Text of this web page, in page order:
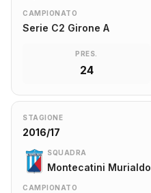
CAMPIONATO
Serie C2 Girone A
PRES.
24
STAGIONE
2016/17
SQUADRA
Montecatini Murialdo
CAMPIONATO